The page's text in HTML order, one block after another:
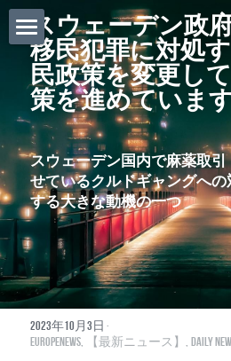
ホーム
Daily News
About Globalists
U.S. News
EuropeNews
China News
Featured Topics
Japan
スウェーデン政
移民犯罪に対処
民政策を変更し
策を進めていま
スウェーデン国内で麻薬取
せているクルドギャングへ
する大きな動機の一つ
2023年10月3日 ·
EuropeNews,
【最新ニュース】, Daily